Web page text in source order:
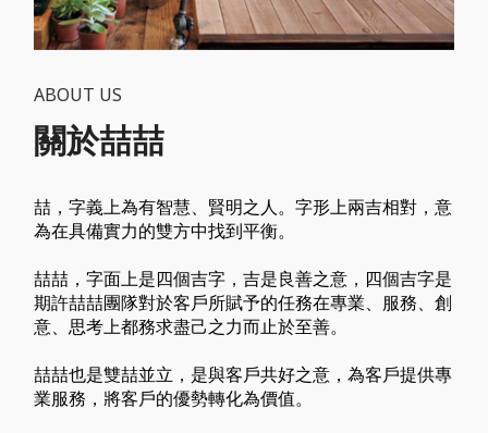
ABOUT US
關於喆喆
喆，字義上為有智慧、賢明之人。字形上兩吉相對，意
為在具備實力的雙方中找到平衡。
喆喆，字面上是四個吉字，吉是良善之意，四個吉字是
期許喆喆團隊對於客戶所賦予的任務在專業、服務、創
意、思考上都務求盡己之力而止於至善。
喆喆也是雙喆並立，是與客戶共好之意，為客戶提供專
業服務，將客戶的優勢轉化為價值。